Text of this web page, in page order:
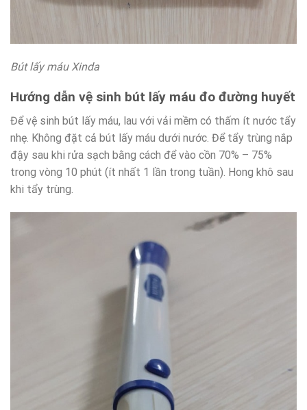
Bút lấy máu Xinda
Hướng dẫn vệ sinh bút lấy máu đo đường huyết
Để vệ sinh bút lấy máu, lau với vải mềm có thấm ít nước tẩy
nhẹ. Không đặt cả bút lấy máu dưới nước. Để tẩy trùng nắp
đậy sau khi rửa sạch bằng cách để vào cồn 70% – 75%
trong vòng 10 phút (ít nhất 1 lần trong tuần). Hong khô sau
khi tẩy trùng.